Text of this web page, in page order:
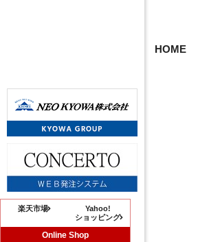
Online Shop
楽天市場
Yahoo!
ショッピング
HOME